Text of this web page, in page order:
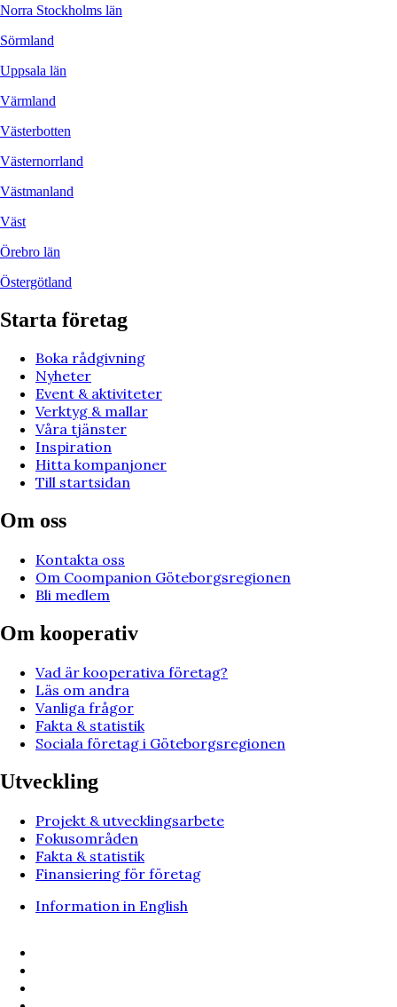
Norra Stockholms län
Sörmland
Uppsala län
Värmland
Västerbotten
Västernorrland
Västmanland
Väst
Örebro län
Östergötland
Starta företag
Boka rådgivning
Nyheter
Event & aktiviteter
Verktyg & mallar
Våra tjänster
Inspiration
Hitta kompanjoner
Till startsidan
Om oss
Kontakta oss
Om Coompanion Göteborgsregionen
Bli medlem
Om kooperativ
Vad är kooperativa företag?
Läs om andra
Vanliga frågor
Fakta & statistik
Sociala företag i Göteborgsregionen
Utveckling
Projekt & utvecklingsarbete
Fokusområden
Fakta & statistik
Finansiering för företag
Information in English